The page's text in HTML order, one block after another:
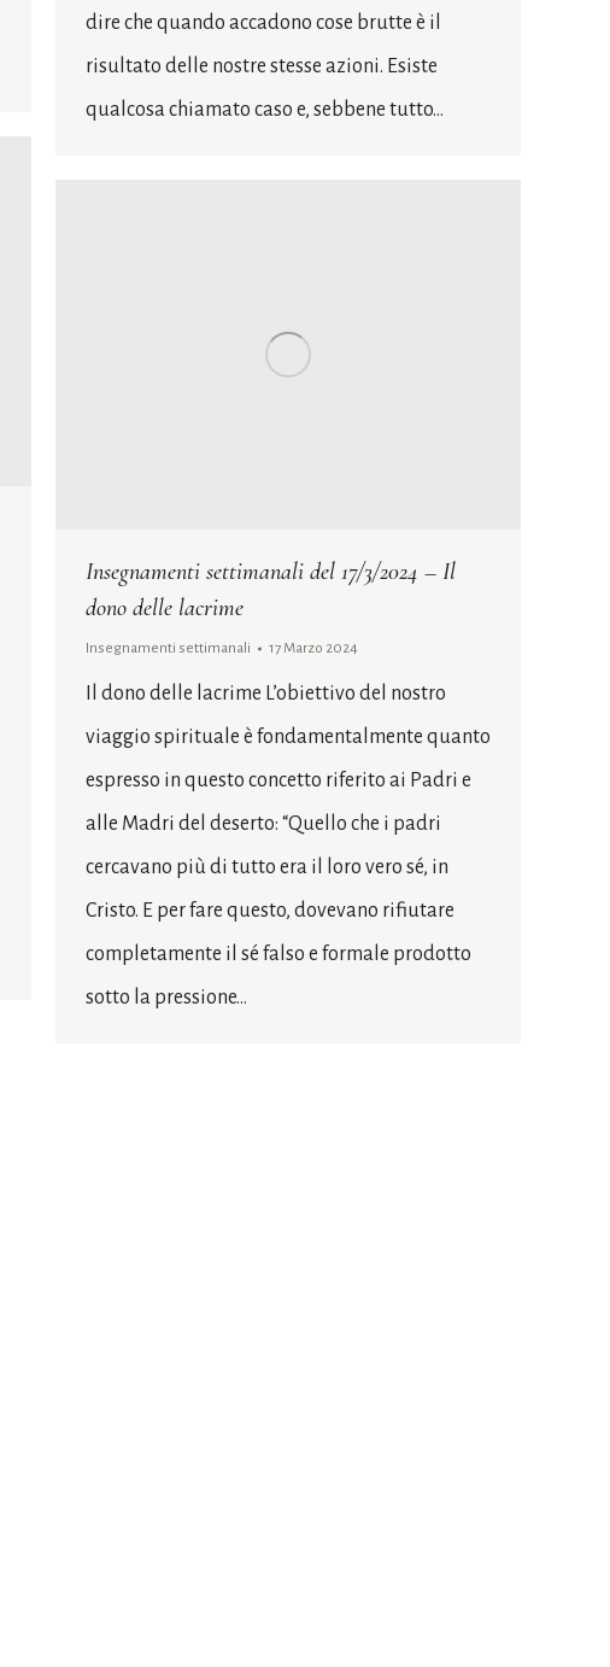
dire che quando accadono cose brutte è il
risultato delle nostre stesse azioni. Esiste
qualcosa chiamato caso e, sebbene tutto…
Insegnamenti settimanali del 17/3/2024 – Il
dono delle lacrime
Insegnamenti settimanali 17 Marzo 2024
Il dono delle lacrime L’obiettivo del nostro
viaggio spirituale è fondamentalmente quanto
espresso in questo concetto riferito ai Padri e
alle Madri del deserto: “Quello che i padri
cercavano più di tutto era il loro vero sé, in
Cristo. E per fare questo, dovevano rifiutare
completamente il sé falso e formale prodotto
sotto la pressione…